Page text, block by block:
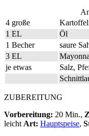
4 große
1 EL
Öl
1 Becher
saure
3 EL
je etwas
Salz,
ZUBEREITUNG
Vorbereitung: 20 Min.,
leichtArt: Hauptspeise,